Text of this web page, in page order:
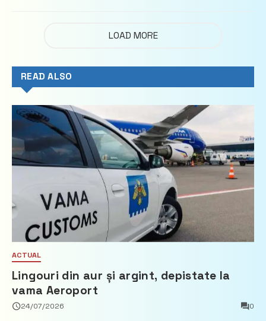
LOAD MORE
READ ALSO
ACTUAL
Lingouri din aur și argint, depistate la
vama Aeroport
24/07/2026 0